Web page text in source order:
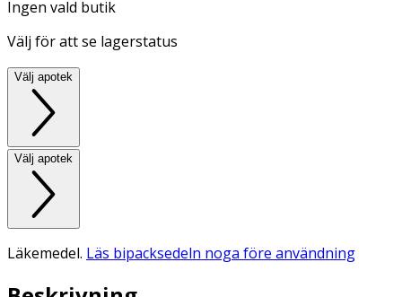
Ingen vald butik
Välj för att se lagerstatus
Välj apotek
Välj apotek
Läkemedel. Läs bipacksedeln noga före användning